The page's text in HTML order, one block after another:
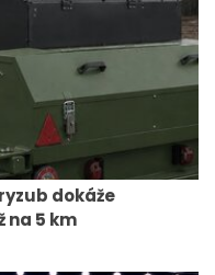
dokáže
na 5 km